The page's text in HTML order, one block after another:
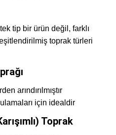
tip bir ürün değil, farklı
toprak türleri
arındırılmıştır
için idealdir
Toprak